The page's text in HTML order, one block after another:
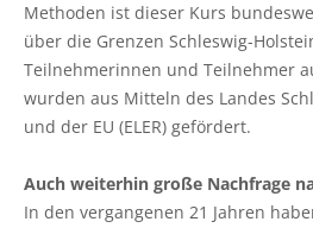
Methoden ist dieser Kurs
über die Grenzen Schleswig-
Teilnehmerinnen und Teilnehmer
wurden aus Mitteln des Landes
und der EU (ELER) gefördert.
Auch weiterhin große Nachfrage
In den vergangenen 21 Jahren